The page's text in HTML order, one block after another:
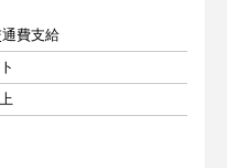
費支給